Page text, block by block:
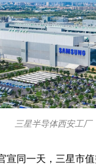
三星半导体西安工厂
宣同一天，三星市值